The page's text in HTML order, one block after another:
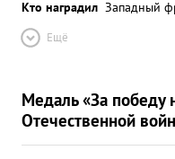
Кто наградил Западный
Ещё
Медаль «За победу
Отечественной